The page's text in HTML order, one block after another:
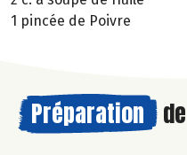
1 pincée de Poivre
Préparation